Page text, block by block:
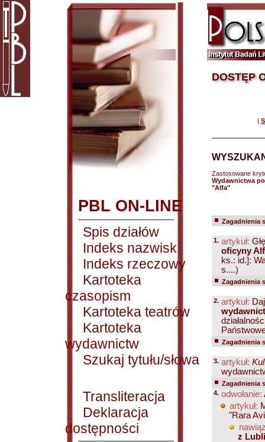
PBL ON-LINE
Spis działów
Indeks nazwisk
Indeks rzeczowy
Kartoteka
czasopism
Kartoteka teatrów
Kartoteka
wydawnictw
Szukaj tytułu/słowa
Transliteracja
Deklaracja
dostępności
DOSTĘP
|
Zastosowane
Wydawnictwa
"Alfa"
Zagadnienia
1. artykuł:
oficyny
ks.: id.]:
s....)
Zagadnienia
2. artykuł:
Zagadnienia
3. artykuł:
Zagadnienia
4. odwołanie:
artykuł:
"Rara
z